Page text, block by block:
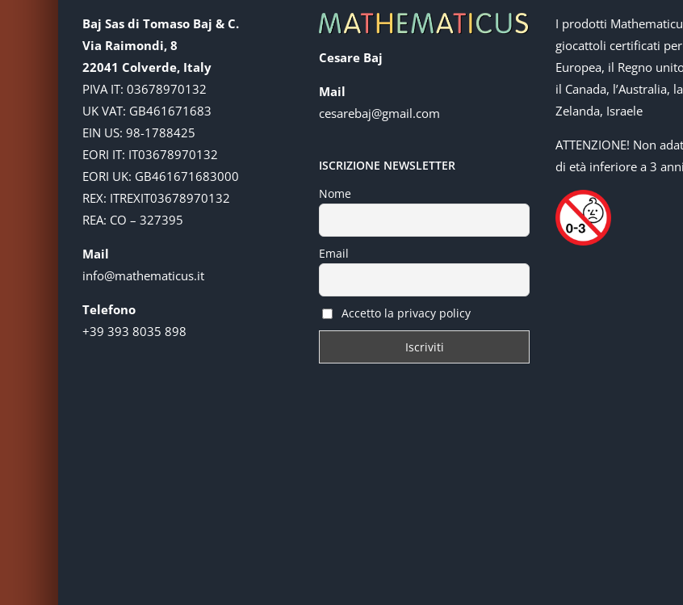
Baj Sas di Tomaso Baj & C.
Via Raimondi, 8
22041 Colverde, Italy
PIVA IT: 03678970132
UK VAT: GB461671683
EIN US: 98-1788425
EORI IT: IT03678970132
EORI UK: GB461671683000
REX: ITREXIT03678970132
REA: CO – 327395
Mail
info@mathematicus.it
Telefono
+39 393 8035 898
Cesare Baj
Mail
cesarebaj@gmail.com
ISCRIZIONE NEWSLETTER
Nome
Email
Accetto la privacy policy
I prodotti
giocattoli certificati
Europea, il Regno
il Canada, l’Australia,
Zelanda, Israele
ATTENZIONE! Non
di età inferiore a 3